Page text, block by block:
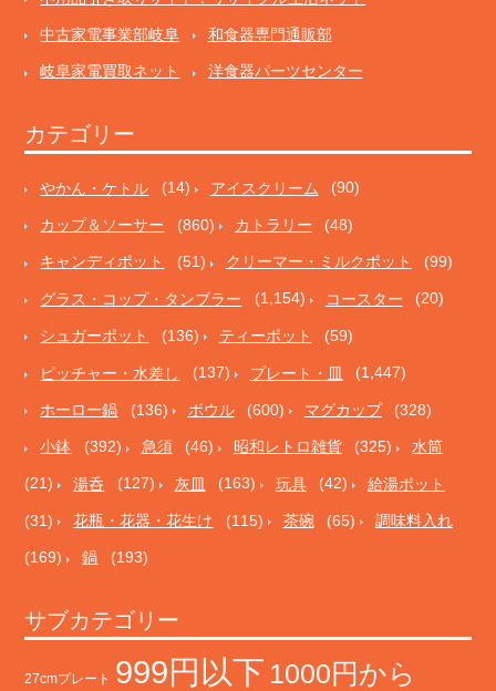
中古家電事業部岐阜 和食器専門通販部
岐阜家電買取ネット 洋食器パーツセンター
カテゴリー
やかん・ケトル (14) アイスクリーム (90)
カップ＆ソーサー (860) カトラリー (48)
キャンディポット (51) クリーマー・ミルクポット (99)
グラス・コップ・タンブラー (1,154) コースター (20)
シュガーポット (136) ティーポット (59)
ピッチャー・水差し (137) プレート・皿 (1,447)
ホーロー鍋 (136) ボウル (600) マグカップ (328)
小鉢 (392) 急須 (46) 昭和レトロ雑貨 (325) 水筒
(21) 湯呑 (127) 灰皿 (163) 玩具 (42) 給湯ポット
(31) 花瓶・花器・花生け (115) 茶碗 (65) 調味料入れ
(169) 鍋 (193)
サブカテゴリー
27cmプレート 999円以下 1000円から